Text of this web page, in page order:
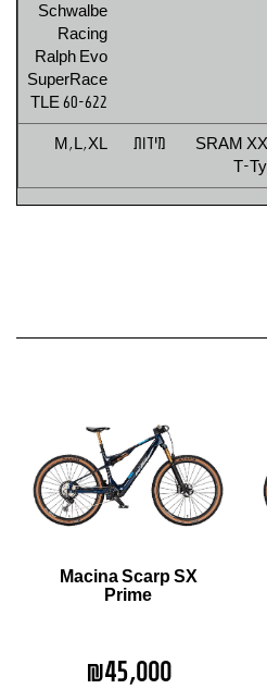
Schwalbe
Racing
Ralph Evo
SuperRace
TLE 60-622
SRAM
T-
מידות M,L,XL
Macina Scarp SX
Prime
₪45,000